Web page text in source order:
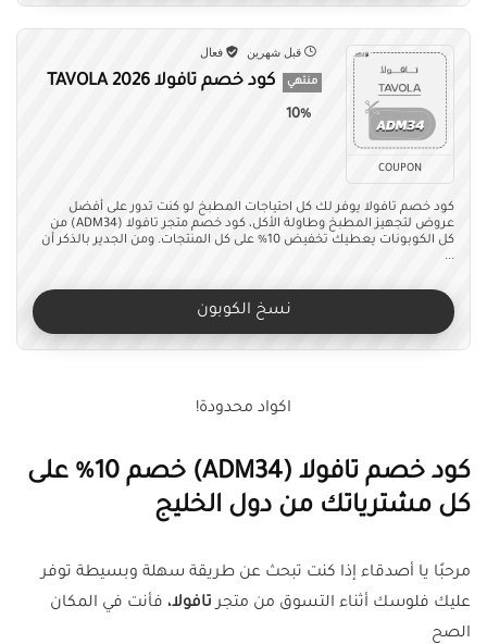
COUPON
قبل شهرين فعال
منتهي كود خصم تافولا TAVOLA 2026
10%
كود خصم تافولا يوفر لك كل احتياجات المطبخ لو كنت تدور على أفضل
عروض لتجهيز المطبخ وطاولة الأكل، كود خصم متجر تافولا (ADM34) من
كل الكوبونات يعطيك تخفيض 10% على كل المنتجات. ومن الجدير بالذكر أن
...
نسخ الكوبون
اكواد محدودة!
كود خصم تافولا (ADM34) خصم 10% على
كل مشترياتك من دول الخليج
مرحبًا يا أصدقاء إذا كنت تبحث عن طريقة سهلة وبسيطة توفر
عليك فلوسك أثناء التسوق من متجرتافولا، فأنت في المكان
الصح